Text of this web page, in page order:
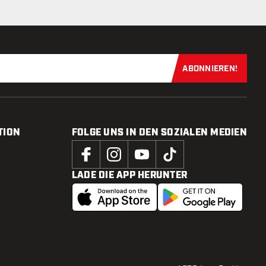
Jetzt für
ABONNIEREN!
FOLGE UNS IN DEN SOZIALEN MEDIEN
LADE DIE APP HERUNTER